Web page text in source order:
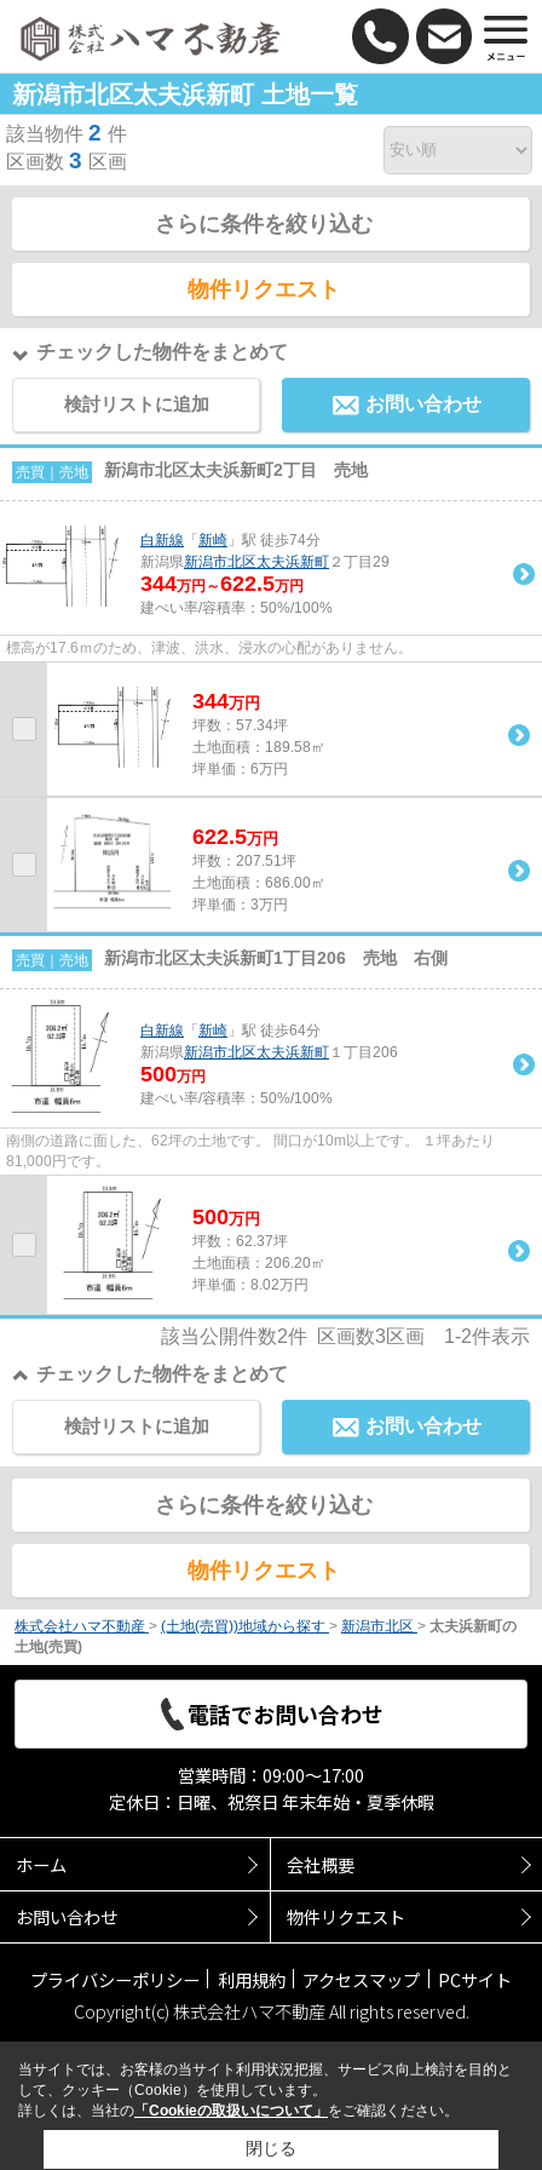
新潟市北区太夫浜新町 土地一覧
該当物件 2 件
区画数 3 区画
さらに条件を絞り込む
物件リクエスト
チェックした物件をまとめて
検討リストに追加 お問い合わせ
売買｜売地 新潟市北区太夫浜新町2丁目 売地
白新線 「新崎 」駅 徒歩74分
新潟県新潟市北区太夫浜新町 ２丁目29
344万円～622.5万円
建ぺい率/容積率： 50%/100%
標高が17.6ｍのため、津波、洪水、浸水の心配がありません。
344万円
坪数：57.34坪
土地面積：189.58㎡
坪単価：6万円
622.5万円
坪数：207.51坪
土地面積：686.00㎡
坪単価：3万円
売買｜売地 新潟市北区太夫浜新町1丁目206 売地 右側
白新線 「新崎 」駅 徒歩64分
新潟県新潟市北区太夫浜新町 １丁目206
500万円
建ぺい率/容積率： 50%/100%
南側の道路に面した、62坪の土地です。 間口が10m以上です。 １坪あたり
81,000円です。
500万円
坪数：62.37坪
土地面積：206.20㎡
坪単価：8.02万円
該当公開件数2件 区画数3区画 1-2件表示
チェックした物件をまとめて
お問い合わせ
検討リストに追加
さらに条件を絞り込む
物件リクエスト
株式会社ハマ不動産 > (土地(売買))地域から探す > 新潟市北区 > 太夫浜新町の
土地(売買)
電話でお問い合わせ
営業時間：09:00～17:00
定休日：日曜、祝祭日 年末年始・夏季休暇
ホーム 会社概要
お問い合わせ 物件リクエスト
プライバシーポリシー 利用規約 アクセスマップ
PCサイト
Copyright(c) 株式会社ハマ不動産 All rights reserved.
当サイトでは、お客様の当サイト利用状況把握、サービス向上検討を目的と
して、クッキー（Cookie）を使用しています。
詳しくは、当社の 「Cookieの取扱いについて」 をご確認ください。
閉じる